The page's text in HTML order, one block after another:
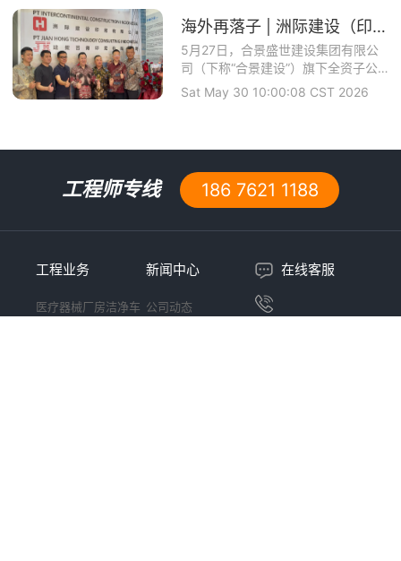
海外再落子 | 洲际建设（印度尼西亚）有限公司开业庆典圆满举办
5月27日，合景盛世建设集团有限公
司（下称“合景建设”）旗下全资子公
司——洲际建...
Sat May 30 10:00:08 CST 2026
工程师专线 186 7621 1188
工程业务
医疗器械厂房洁净车
新闻中心
公司动态
在线客服